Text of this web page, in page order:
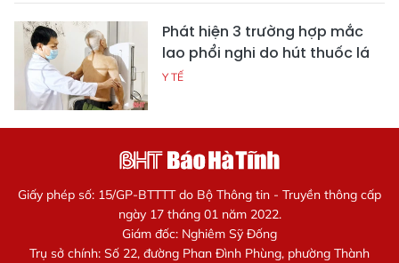
Phát hiện 3 trường hợp mắc
lao phổi nghi do hút thuốc lá
Y TẾ
Giấy phép số: 15/GP-BTTTT do Bộ Thông tin - Truyền thông cấp
ngày 17 tháng 01 năm 2022.
Giám đốc: Nghiêm Sỹ Đống
Trụ sở chính: Số 22, đường Phan Đình Phùng, phường Thành